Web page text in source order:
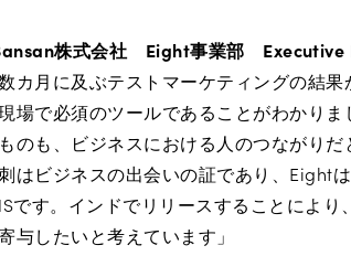
株式会社 Eight事業部 Executive
数カ月に及ぶテストマーケティングの結
場で必須のツールであることがわかり
のも、ビジネスにおける人のつながりだ
はビジネスの出会いの証であり、Eight
です。インドでリリースすることによ
与したいと考えています」